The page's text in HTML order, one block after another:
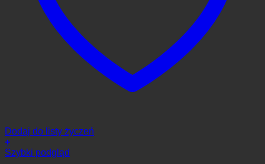
Dodaj do listy życzeń
+
Szybki podgląd